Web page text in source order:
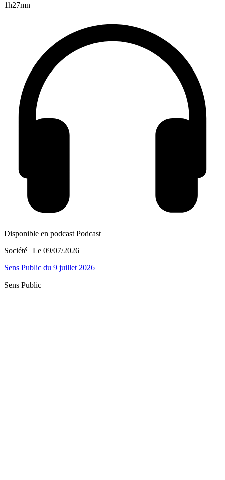
1h27mn
Disponible en podcast Podcast
Société | Le 09/07/2026
Sens Public du 9 juillet 2026
Sens Public